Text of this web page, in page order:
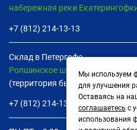
набережная реки
+7 (812) 214-13-13
Склад в Петергофе
Ропшинское шоссе дом 8В пом.
(территория бывшей
+7 (812) 214-13-13
Мы используем
для улучшения
Оставаясь на
соглашаетесь с
использования